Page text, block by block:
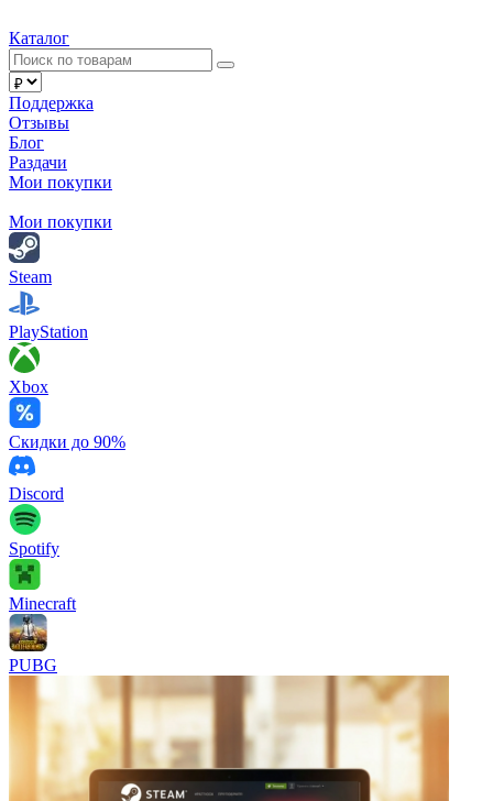
Каталог
Поддержка
Отзывы
Блог
Раздачи
Мои покупки
Мои покупки
Steam
PlayStation
Xbox
Скидки до 90%
Discord
Spotify
Minecraft
PUBG